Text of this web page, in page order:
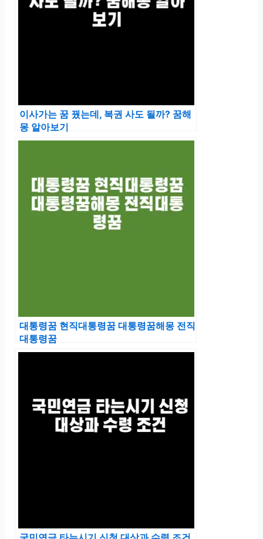
이사가는 꿈 꿨는데, 복권 사도 될까? 꿈해
몽 알아보기
대통령꿈 현직대통령꿈 대통령꿈해몽 전직
대통령꿈